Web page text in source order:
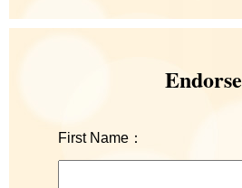
Endorse
First Name：